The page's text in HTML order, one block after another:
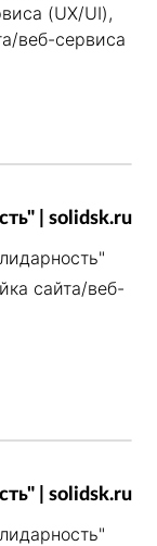
(UX/UI),
веб-сервиса
| solidsk.ru
сайта/веб-
| solidsk.ru